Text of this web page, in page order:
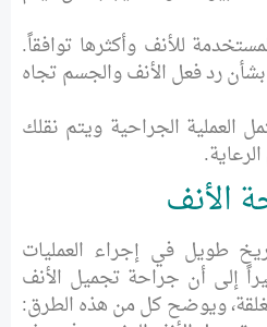
للأنف وأكثرها توافقاً.
رد فعل الأنف والجسم تجاه
العملية الجراحية ويتم نقلك
طويل في إجراء العمليات
إلى أن جراحة تجميل الأنف
ويوضح كل من هذه الطرق: